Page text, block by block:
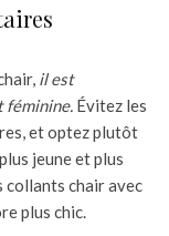
il est
féminine. Évitez les
et optez plutôt
jeune et plus
collants chair avec
plus chic.